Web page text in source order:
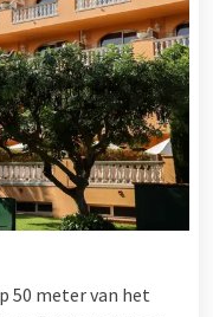
50 meter van het